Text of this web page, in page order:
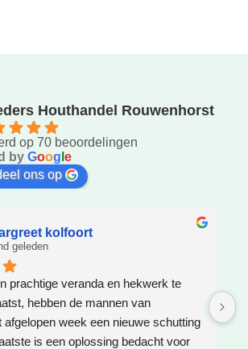
Houthandel Rouwenhorst
op 70 beoordelingen
by Goog e
ons op
kolfoort
geleden
prachtige veranda en hekwerk te
hebben de mannen van
afgelopen week een nieuwe schutting
is een oplossing bedacht voor